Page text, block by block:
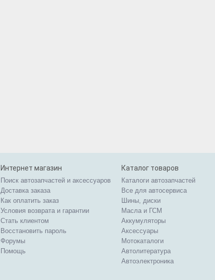
Интернет магазин
Поиск автозапчастей и аксессуаров
Доставка заказа
Как оплатить заказ
Условия возврата и гарантии
Стать клиентом
Восстановить пароль
Форумы
Помощь
Каталог товаров
Каталоги автозапчастей
Все для автосервиса
Шины, диски
Масла и ГСМ
Аккумуляторы
Аксессуары
Мотокаталоги
Автолитература
Автоэлектроника